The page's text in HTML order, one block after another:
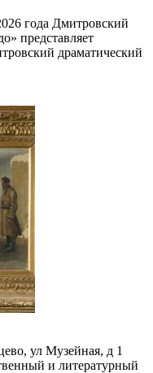
года Дмитровский
представляет
драматический
ул Музейная, д 1
и литературный